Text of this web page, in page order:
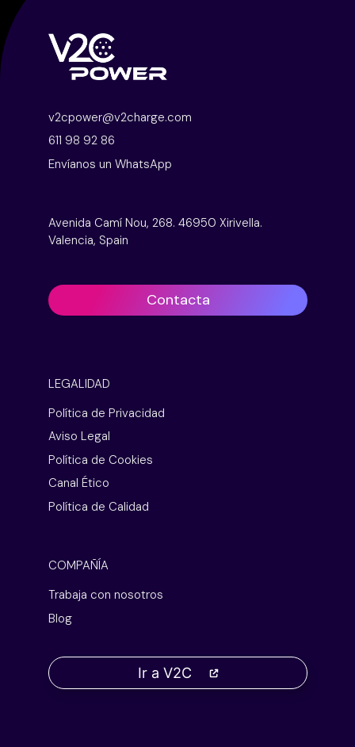
v2cpower@v2charge.com
611 98 92 86
Envíanos un WhatsApp
Avenida Camí Nou, 268. 46950 Xirivella.
Valencia, Spain
Contacta
LEGALIDAD
Política de Privacidad
Aviso Legal
Política de Cookies
Canal Ético
Política de Calidad
COMPAÑÍA
Trabaja con nosotros
Blog
Ir a V2C